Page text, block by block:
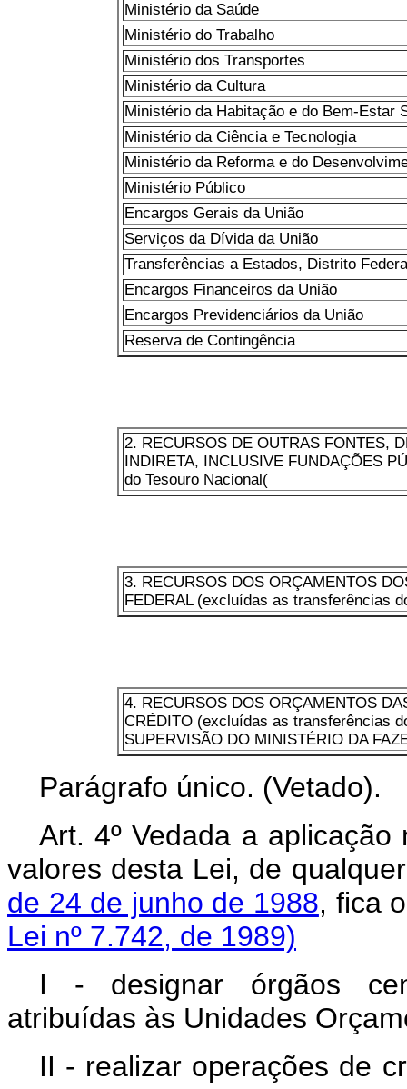
Ministério da Saúde
Ministério do Trabalho
Ministério dos Transportes
Ministério da Cultura
Ministério da Habitação e do Bem-Estar
Ministério da Ciência e Tecnologia
Ministério da Reforma e do
Ministério Público
Encargos Gerais da União
Serviços da Dívida da União
Transferências a Estados, Distrito
Encargos Financeiros da União
Encargos Previdenciários da União
Reserva de Contingência
2. RECURSOS DE OUTRAS FONTES,
INDIRETA, INCLUSIVE FUNDAÇÕES
do Tesouro Nacional(
3. RECURSOS DOS ORÇAMENTOS
FEDERAL (excluídas as transferências
4. RECURSOS DOS ORÇAMENTOS
CRÉDITO (excluídas as transferências
SUPERVISÃO DO MINISTÉRIO DA
Parágrafo único. (Vetado).
Art. 4º Vedada a
valores desta Lei, de
de 24 de junho de 1988, fica
Lei nº 7.742, de 1989)
I - designar órgãos
atribuídas às Unidades
II - realizar operações de